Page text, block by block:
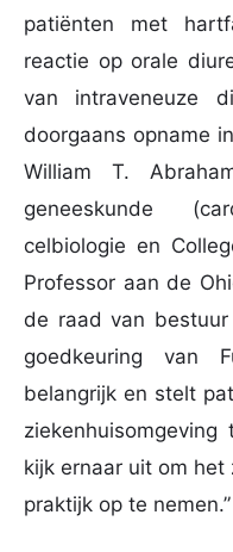
patiënten met
reactie op orale
van intraveneuze
doorgaans opname
William T.
geneeskunde
celbiologie en
Professor aan de
de raad van bestuur
goedkeuring van
belangrijk en stelt
kijk ernaar uit om het
praktijk op te nemen.”